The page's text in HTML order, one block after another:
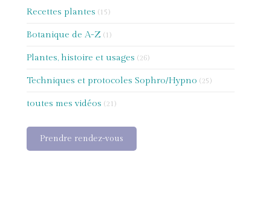
Recettes plantes (15)
Botanique de A-Z (1)
Plantes, histoire et usages (26)
Techniques et protocoles Sophro/Hypno (25)
toutes mes vidéos (21)
Prendre rendez-vous